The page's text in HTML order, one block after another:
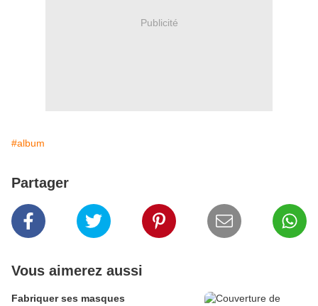
Publicité
#album
Partager
Vous aimerez aussi
Fabriquer ses masques